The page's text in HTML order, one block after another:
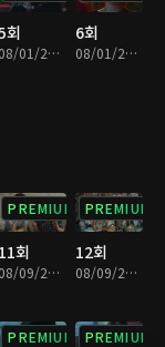
회
08/01/2018 • 29분
6회
08/01/2018 • 30분
PREMIUM
11회
08/09/2018 • 30분
PREMIUM
12회
08/09/2018 • 30분
PREMIUM PREMIUM